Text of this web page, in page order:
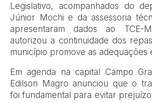
Legislativo, acompanhados do
Júnior Mochi e da assessoria
apresentaram dados ao TCE-
autorizou a continuidade dos
município promove as adequações
Em agenda na capital Campo
Edilson Magro anunciou que o
foi fundamental para evitar